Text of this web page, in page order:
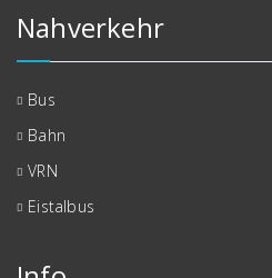
Nahverkehr
Bus
Bahn
VRN
Eistalbus